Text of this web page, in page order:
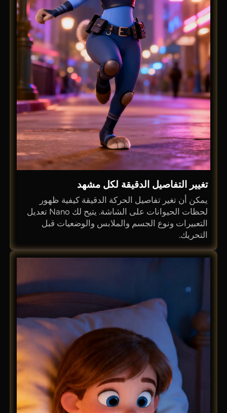
تغيير التفاصيل الدقيقة لكل مشهد
يمكن أن تغير تفاصيل الحركة الدقيقة كيفية ظهور
لحظات الحيوانات على الشاشة. يتيح لك Nano تعديل
التعبيرات ونوع الجسم والملابس والوضعيات قبل
التحريك.